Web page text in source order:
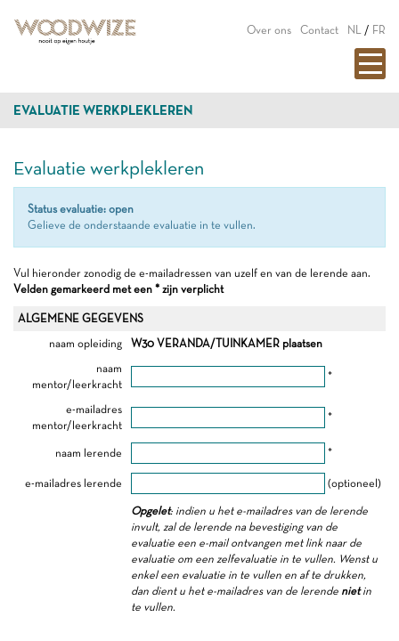
Over ons Contact NL / FR
EVALUATIE WERKPLEKLEREN
Evaluatie werkplekleren
Status evaluatie: open
Gelieve de onderstaande evaluatie in te vullen.
Vul hieronder zonodig de e-mailadressen van uzelf en van de lerende aan.
Velden gemarkeerd met een * zijn verplicht
ALGEMENE GEGEVENS
naam opleiding
W30 VERANDA/TUINKAMER plaatsen
naam
mentor/leerkracht
*
e-mailadres
mentor/leerkracht
*
naam lerende *
e-mailadres lerende (optioneel)
Opgelet: indien u het e-mailadres van de lerende
invult, zal de lerende na bevestiging van de
evaluatie een e-mail ontvangen met link naar de
evaluatie om een zelfevaluatie in te vullen. Wenst u
enkel een evaluatie in te vullen en af te drukken,
dan dient u het e-mailadres van de lerende nietin
te vullen.